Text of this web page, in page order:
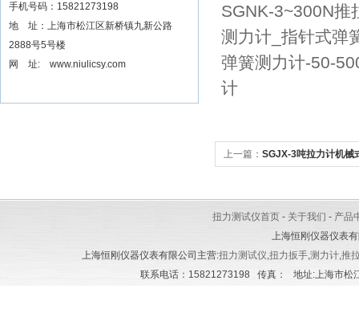
手机号码：15821273198
地 址：上海市松江区新桥镇九新公路
2888号5号楼
网 址: www.niulicsy.com
SGNK-3~300N推
测力计_指针式弹
弹簧测力计-50-
计
上一篇： SGJX-3吨拉力计机械
扭力测试仪首页 - 关于我们 - 产品
上海恒刚仪器仪表
上海恒刚仪器仪表有限公司主营:扭力测试仪,扭力扳手,测力计,推
联系电话：15821273198 传真： 地址:上海市